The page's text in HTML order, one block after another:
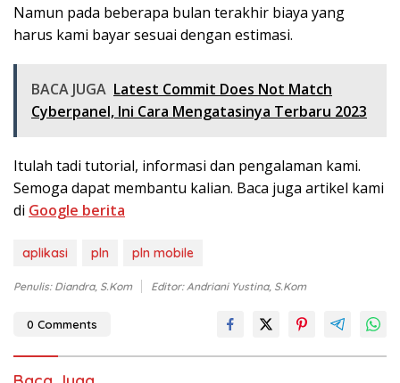
Namun pada beberapa bulan terakhir biaya yang
harus kami bayar sesuai dengan estimasi.
BACA JUGA Latest Commit Does Not Match
Cyberpanel, Ini Cara Mengatasinya Terbaru 2023
Itulah tadi tutorial, informasi dan pengalaman kami.
Semoga dapat membantu kalian. Baca juga artikel kami
di Google berita
aplikasi pln pln mobile
Penulis: Diandra, S.Kom Editor: Andriani Yustina, S.Kom
0 Comments